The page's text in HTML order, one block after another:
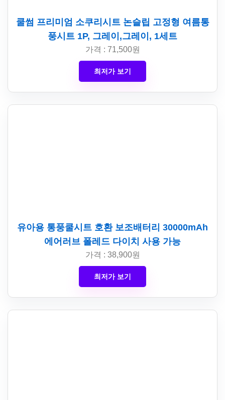
쿨썸 프리미엄 소쿠리시트 논슬립 고정형 여름통
풍시트 1P, 그레이,그레이, 1세트
가격 : 71,500원
최저가 보기
유아용 통풍쿨시트 호환 보조배터리 30000mAh
에어러브 폴레드 다이치 사용 가능
가격 : 38,900원
최저가 보기